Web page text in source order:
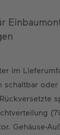
im
schaltbar
Gehäuse-